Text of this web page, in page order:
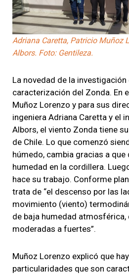
Adriana Caretta, Patricio Muñoz
Albors. Foto: Gentileza.
La novedad de la investigación
caracterización del Zonda. En
Muñoz Lorenzo y para sus
ingeniera Adriana Caretta y el
Albors, el viento Zonda tiene
de Chile. Lo que comenzó
húmedo, cambia gracias a
humedad en la cordillera.
hace su trabajo. Conforme
trata de “el descenso por las
movimiento (viento)
de baja humedad atmosférica,
moderadas a fuertes”.
Muñoz Lorenzo explicó que
particularidades que son